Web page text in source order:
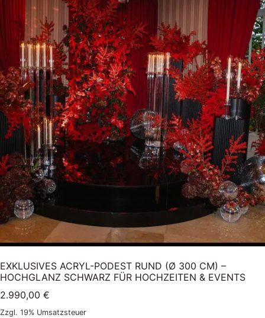
EXKLUSIVES ACRYL-PODEST RUND (Ø 300 CM) –
HOCHGLANZ SCHWARZ FÜR HOCHZEITEN & EVENTS
2.990,00 €
Zzgl. 19% Umsatzsteuer